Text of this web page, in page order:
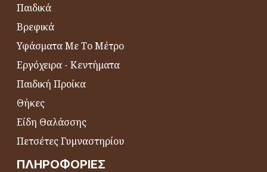
Παιδικά
Βρεφικά
Υφάσματα Με Το Μέτρο
Εργόχειρα - Κεντήματα
Παιδική Προίκα
Θήκες
Είδη Θαλάσσης
Πετσέτες Γυμναστηρίου
ΠΛΗΡΟΦΟΡΊΕΣ